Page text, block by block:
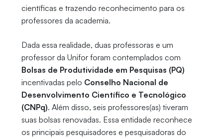
científicas e trazendo reconhecimento para os
professores da academia.
Dada essa realidade, duas professoras e um
professor da Unifor foram contemplados com
Bolsas de Produtividade em Pesquisas (PQ)
incentivadas pelo Conselho Nacional de
Desenvolvimento Científico e Tecnológico
(CNPq). Além disso, seis professores(as) tiveram
suas bolsas renovadas. Essa entidade reconhece
os principais pesquisadores e pesquisadoras do